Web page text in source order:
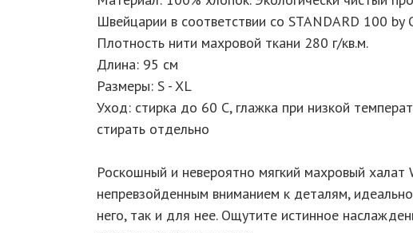
Швейцарии в соответствии со STANDARD 100 by
Плотность нити махровой ткани 280 г/кв.м.
Длина: 95 см
Размеры: S - XL
Уход: стирка до 60 С, глажка при низкой
стирать отдельно
Роскошный и невероятно мягкий махровый халат
непревзойденным вниманием к деталям,
него, так и для нее. Ощутите истинное